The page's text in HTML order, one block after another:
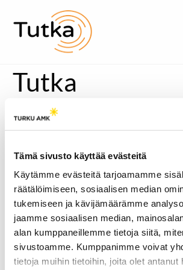
Tämä sivusto käyttää evästeitä
Käytämme evästeitä tarjoamamme
räätälöimiseen, sosiaalisen median
tukemiseen ja kävijämäärämme
jaamme sosiaalisen median,
alan kumppaneillemme tietoja siitä,
sivustoamme. Kumppanimme voivat
tietoja muihin tietoihin, joita olet antanut
Tutka
Tiistaisin Radio Tutkassa nostetaan
suurelle yleisölle tuntemattomia
Luukkosesta. Heillä on selkeä
sisimmästä.
[metaslider id=26219]
Äänitoistin
Juttusarjan aiemmat osat:
–Mummin Kullat korjaa muiden
telkkarit